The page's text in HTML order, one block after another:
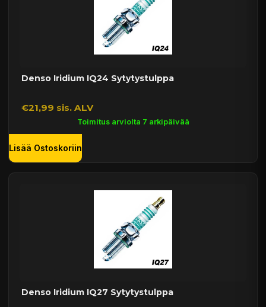
Denso Iridium IQ24 Sytytystulppa
€21,99 sis. ALV
Toimitus arviolta 7 arkipäivää
Lisää Ostoskoriin
Denso Iridium IQ27 Sytytystulppa